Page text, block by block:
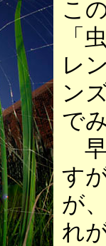
こ
「
レ
ン
で
早
す
が
れ